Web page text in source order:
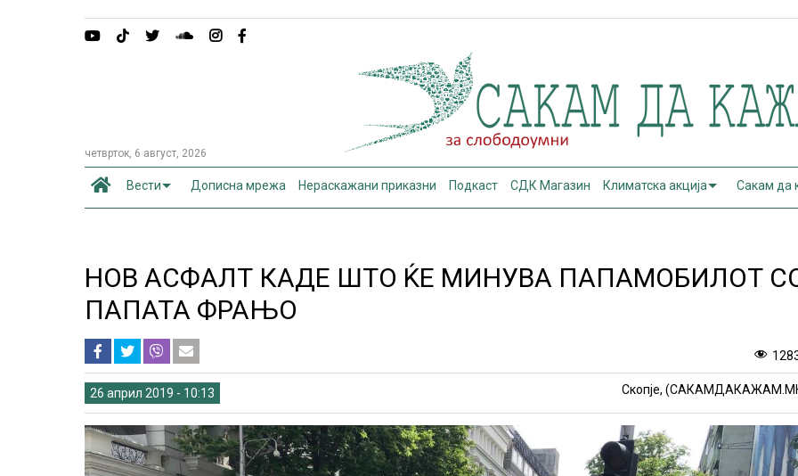
четврток, 6 август, 2026
Вести Дописна мрежа Нераскажани приказни Подкаст СДК Магазин Климатска акција Сакам да
НОВ АСФАЛТ КАДЕ ШТО ЌЕ МИНУВА ПАПАМОБИЛОТ
ПАПАТА ФРАЊО
26 април 2019 - 10:13 Скопје,